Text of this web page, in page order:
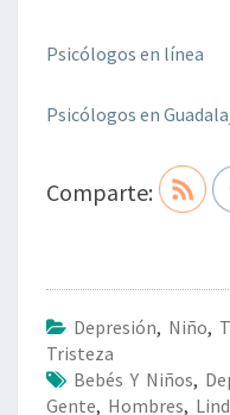
Psicólogos en línea
Psicólogos en
Comparte:
Depresión, Niño,
Tristeza
Bebés Y Niños,
Gente, Hombres,